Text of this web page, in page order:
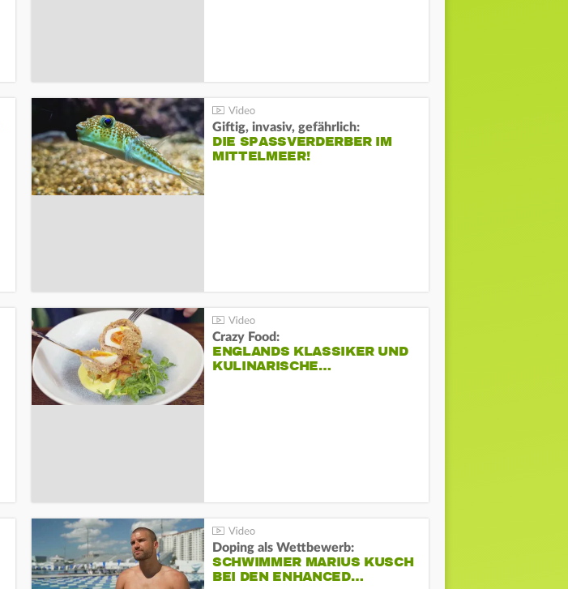
Giftig, invasiv, gefährlich:
DIE SPASSVERDERBER IM M
ITTELMEER!
Crazy Food:
ENGLANDS KLASSIKER UND
KULINARISCHE…
Doping als Wettbewerb:
SCHWIMMER MARIUS KUSCH
BEI DEN ENHANCED…